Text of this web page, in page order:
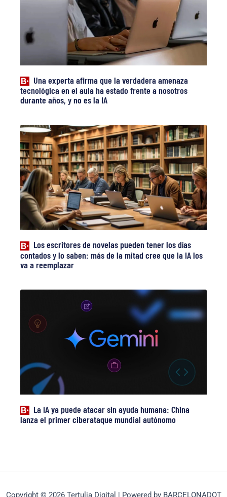
Una experta afirma que la verdadera amenaza
tecnológica en el aula ha estado frente a nosotros
durante años, y no es la IA
Los escritores de novelas pueden tener los días
contados y lo saben: más de la mitad cree que la IA los
va a reemplazar
La IA ya puede atacar sin ayuda humana: China
lanza el primer ciberataque mundial autónomo
Copyright © 2026 Tertulia Digital | Powered by BARCELONADOT